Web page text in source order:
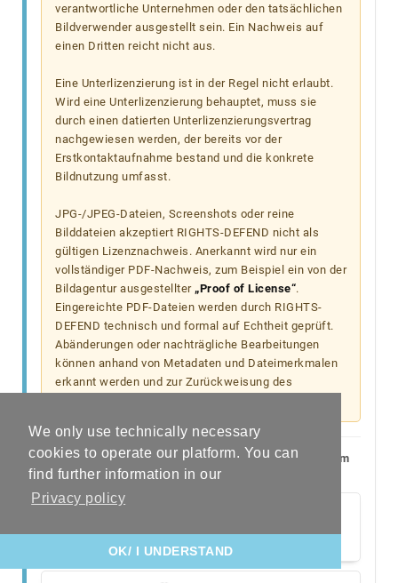
We only use technically necessary
cookies to operate our platform. You can
find further information in our
Privacy policy
OK/ I UNDERSTAND
verantwortliche Unternehmen oder den tatsächlichen
Bildverwender ausgestellt sein. Ein Nachweis auf
einen Dritten reicht nicht aus.
Eine Unterlizenzierung ist in der Regel nicht erlaubt.
Wird eine Unterlizenzierung behauptet, muss sie
durch einen datierten Unterlizenzierungsvertrag
nachgewiesen werden, der bereits vor der
Erstkontaktaufnahme bestand und die konkrete
Bildnutzung umfasst.
JPG-/JPEG-Dateien, Screenshots oder reine
Bilddateien akzeptiert RIGHTS-DEFEND nicht als
gültigen Lizenznachweis. Anerkannt wird nur ein
vollständiger PDF-Nachweis, zum Beispiel ein von der
Bildagentur ausgestellter „Proof of License“.
Eingereichte PDF-Dateien werden durch RIGHTS-
DEFEND technisch und formal auf Echtheit geprüft.
Abänderungen oder nachträgliche Bearbeitungen
können anhand von Metadaten und Dateimerkmalen
erkannt werden und zur Zurückweisung des
Mehr Informationen finden Sie hier. Bei Fragen zu Ihrem
Fall wenden Sie sich bitte an proof@rightsdefend.com